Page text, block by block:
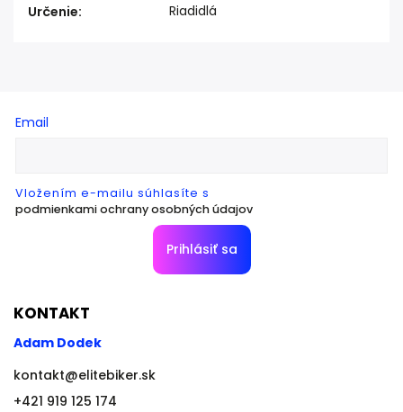
Určenie: Riadidlá
Email
Vložením e-mailu súhlasíte s
podmienkami ochrany osobných údajov
Prihlásiť sa
KONTAKT
Adam Dodek
kontakt@elitebiker.sk
+421 919 125 174